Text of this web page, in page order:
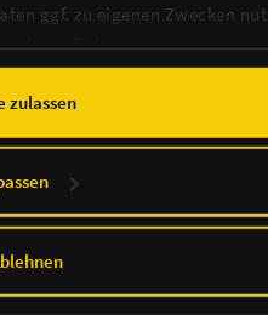
ggf. zu eigenen Zwecken
zur Speicherdauer,
sowie zur Verarbeitung,
und weiteren
zulassen